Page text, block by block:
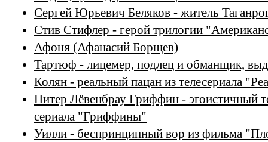
Сергей Юрьевич Беляков - житель
Стив Стифлер - герой трилогии
Афоня (Афанасий Борщев)
Тартюф - лицемер, подлец и обманщик,
Колян - реальный пацан из телесериала
Питер Лёвенбрау Гриффин - эгоистичный
сериала "Гриффины"
Уилли - беспринципный вор из фильма